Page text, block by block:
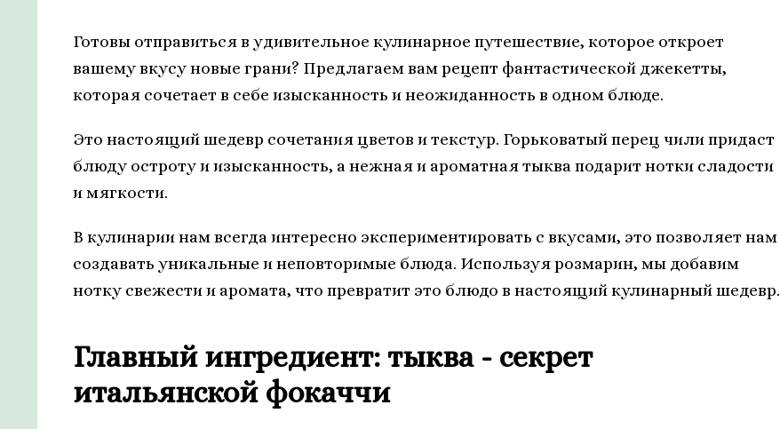
Готовы отправиться в удивительное кулинарное путешествие, которое откроет
вашему вкусу новые грани? Предлагаем вам рецепт фантастической джекетты,
которая сочетает в себе изысканность и неожиданность в одном блюде.
Это настоящий шедевр сочетания цветов и текстур. Горьковатый перец чили придаст
блюду остроту и изысканность, а нежная и ароматная тыква подарит нотки сладости
и мягкости.
В кулинарии нам всегда интересно экспериментировать с вкусами, это позволяет нам
создавать уникальные и неповторимые блюда. Используя розмарин, мы добавим
нотку свежести и аромата, что превратит это блюдо в настоящий кулинарный шедевр.
Главный ингредиент: тыква - секрет
итальянской фокаччи